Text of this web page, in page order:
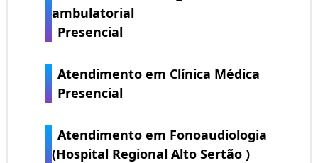
ambulatorial
Presencial
Atendimento em Clínica Médica
Presencial
Atendimento em Fonoaudiologia
(Hospital Regional Alto Sertão )